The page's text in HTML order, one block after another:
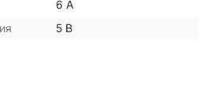
6 А
5 В